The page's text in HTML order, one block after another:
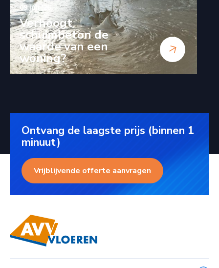
09 juli '26
Verhoogt
schuimbeton de
waarde van een
woning?
Ontvang de laagste prijs (binnen 1
minuut)
Vrijblijvende offerte aanvragen